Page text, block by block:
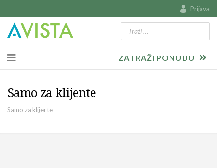
Prijava
Type 2 or more characters for
ZATRAŽI PONUDU
Samo za klijente
Samo za klijente